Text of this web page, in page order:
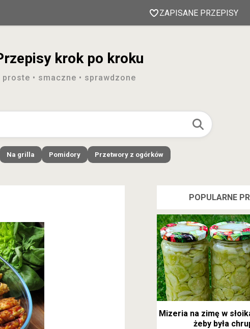
ZAPISANE PRZEPISY
krok po kroku
proste • smaczne • sprawdzone
Na grilla Pomidory Przetwory z ogórków
POPULARNE
Mizeria na zimę w
żeby była